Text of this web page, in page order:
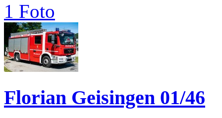
1 Foto
Florian Geisingen 01/46